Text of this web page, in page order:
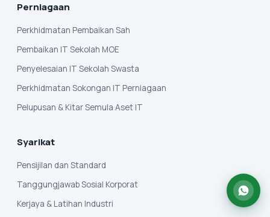
Perniagaan
Perkhidmatan Pembaikan Sah
Pembaikan IT Sekolah MOE
Penyelesaian IT Sekolah Swasta
Perkhidmatan Sokongan IT Perniagaan
Pelupusan & Kitar Semula Aset IT
Syarikat
Pensijilan dan Standard
Tanggungjawab Sosial Korporat
Kerjaya & Latihan Industri